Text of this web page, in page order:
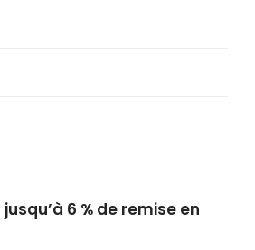
jusqu’à 6 % de remise en